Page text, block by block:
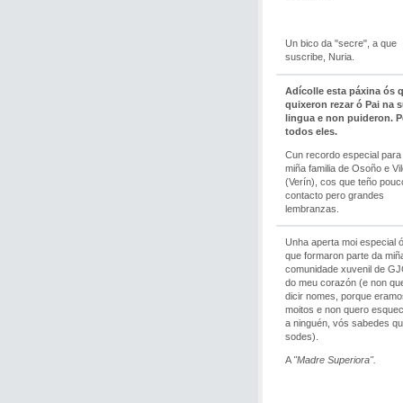
Un bico da "secre", a que
suscribe, Nuria.
Adícolle esta páxina ós
quixeron rezar ó Pai na
lingua e non puideron.
todos eles.
Cun recordo especial para
miña familia de Osoño e
(Verín), cos que teño
contacto pero grandes
lembranzas.
Unha aperta moi especial
que formaron parte da
comunidade xuvenil de
do meu corazón (e non
dicir nomes, porque
moitos e non quero
a ninguén, vós sabedes
sodes).
A "Madre Superiora".